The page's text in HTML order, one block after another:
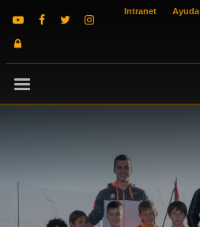
Intranet Ayuda